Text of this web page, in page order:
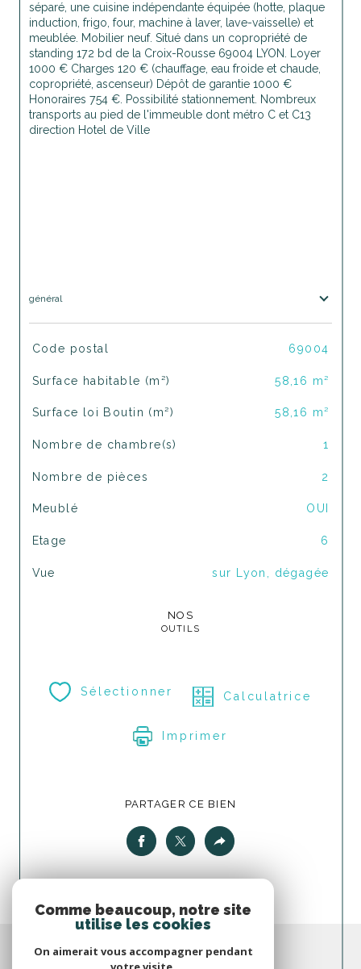
séparé, une cuisine indépendante équipée (hotte, plaque
induction, frigo, four, machine à laver, lave-vaisselle) et
meublée. Mobilier neuf. Situé dans un copropriété de
standing 172 bd de la Croix-Rousse 69004 LYON. Loyer
1000 € Charges 120 € (chauffage, eau froide et chaude,
copropriété, ascenseur) Dépôt de garantie 1000 €
Honoraires 754 €. Possibilité stationnement. Nombreux
transports au pied de l'immeuble dont métro C et C13
direction Hotel de Ville
général
TRAD_SIROCCO_Caracteristique
Code postal 69004
Surface habitable (m²) 58,16 m²
Surface loi Boutin (m²) 58,16 m²
Nombre de chambre(s) 1
Nombre de pièces 2
Meublé OUI
Etage 6
Vue sur Lyon, dégagée
NOS
OUTILS
Sélectionner Calculatrice
Imprimer
PARTAGER CE BIEN
Comme beaucoup, notre site
utilise les cookies
On aimerait vous accompagner pendant